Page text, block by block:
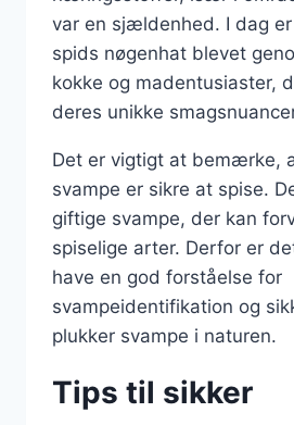
var en sjældenhed. I dag
spids nøgenhat blevet
kokke og madentusiaster,
deres unikke
Det er vigtigt at bemærke,
svampe er sikre at spise.
giftige svampe, der kan
spiselige arter. Derfor er
have en god forståelse for
svampeidentifikation og
plukker svampe i naturen.
Tips til sikker